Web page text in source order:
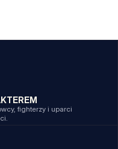
fighterzy i uparci